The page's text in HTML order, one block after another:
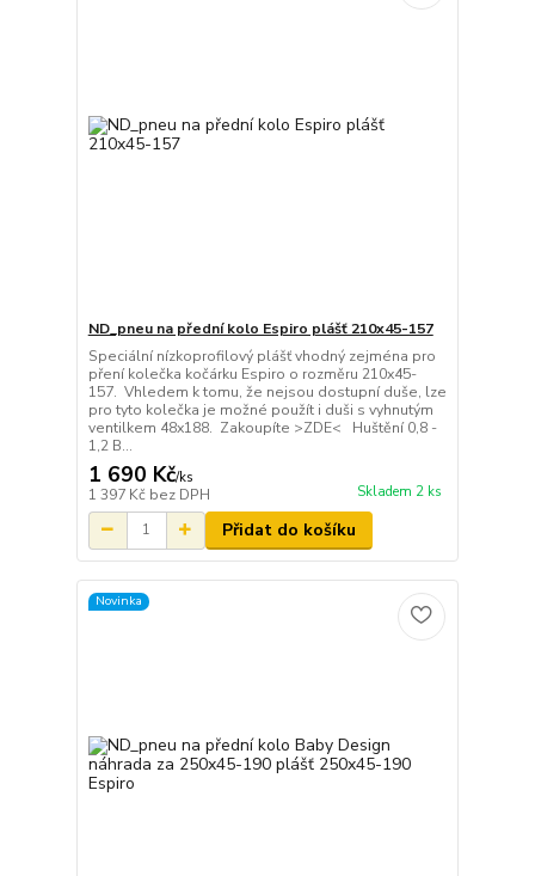
ND_pneu na přední kolo Espiro plášť 210x45-157
Speciální nízkoprofilový plášť vhodný zejména pro
pření kolečka kočárku Espiro o rozměru 210x45-
157. Vhledem k tomu, že nejsou dostupní duše, lze
pro tyto kolečka je možné použít i duši s vyhnutým
ventilkem 48x188. Zakoupíte >ZDE< Huštění 0,8 -
1,2 B...
1 690 Kč/ks
1 397 Kč bez DPH Skladem 2 ks
Přidat do košíku
Novinka